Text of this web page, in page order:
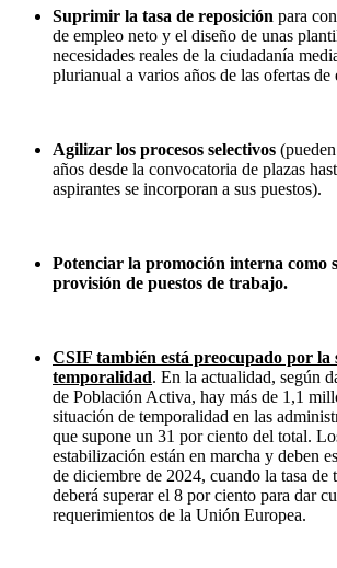
Suprimir la tasa de reposición para
de empleo neto y el diseño de unas
necesidades reales de la ciudadanía
plurianual a varios años de las ofertas
Agilizar los procesos selectivos
años desde la convocatoria de plazas
aspirantes se incorporan a sus puestos).
Potenciar la promoción interna como
provisión de puestos de trabajo.
CSIF también está preocupado por la
temporalidad. En la actualidad, según
de Población Activa, hay más de 1,1
situación de temporalidad en las
que supone un 31 por ciento del total.
estabilización están en marcha y deben
de diciembre de 2024, cuando la tasa de
deberá superar el 8 por ciento para dar
requerimientos de la Unión Europea.